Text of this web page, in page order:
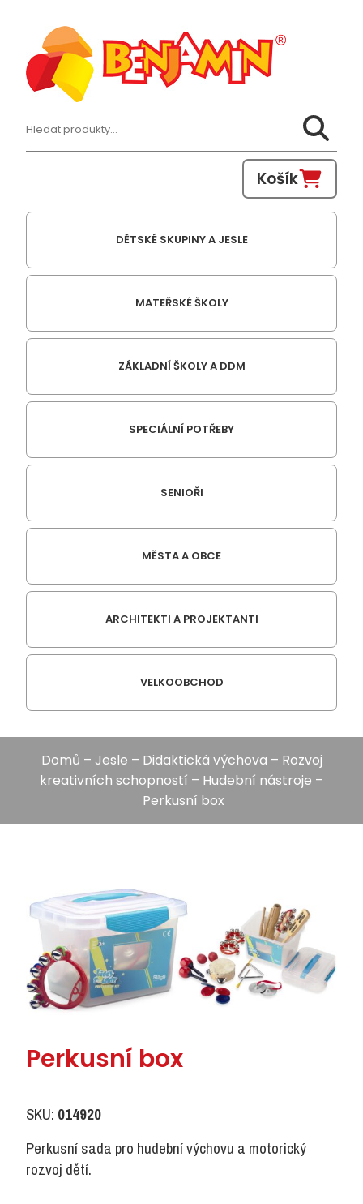
Hledat:
Košík
DĚTSKÉ SKUPINY A JESLE
MATEŘSKÉ ŠKOLY
ZÁKLADNÍ ŠKOLY A DDM
SPECIÁLNÍ POTŘEBY
SENIOŘI
MĚSTA A OBCE
ARCHITEKTI A PROJEKTANTI
VELKOOBCHOD
Domů – Jesle – Didaktická výchova – Rozvoj
kreativních schopností – Hudební nástroje –
Perkusní box
Perkusní box
SKU: 014920
Perkusní sada pro hudební výchovu a motorický
rozvoj dětí.